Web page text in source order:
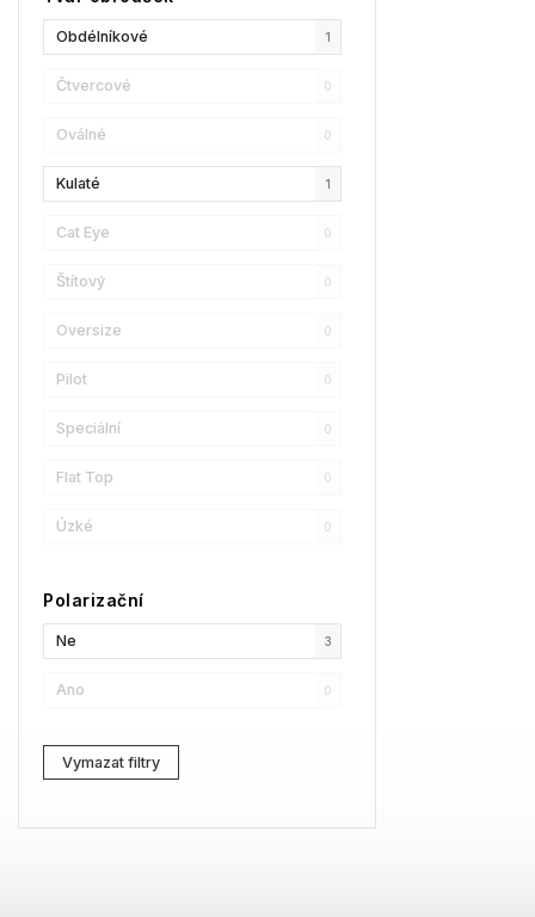
Champion
Reebok
Oscar De La Renta
Donna Karan
DKNY
Calvin Klein
Longchamp
Christian Lacroix
Love Moschino
Bollé
LENSSO
Comma
Obdélníkové 1
Čtvercové 0
Oválné 0
Kulaté 1
Cat Eye 0
Štítový 0
Oversize 0
Pilot 0
Speciální 0
Flat Top 0
Úzké 0
Polarizační
Ne 3
Ano 0
Vymazat filtry